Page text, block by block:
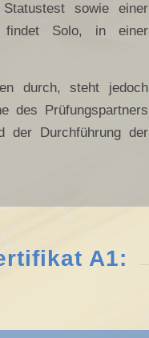
sowie einer
findet Solo, in einer
durch, steht jedoch
des Prüfungspartners
der Durchführung der
A1: